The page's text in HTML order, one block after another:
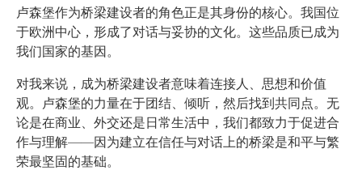
卢森堡作为桥梁建设者的角色正是其身份的核心。我国位
于欧洲中心，形成了对话与妥协的文化。这些品质已成为
我们国家的基因。
对我来说，成为桥梁建设者意味着连接人、思想和价值
观。卢森堡的力量在于团结、倾听，然后找到共同点。无
论是在商业、外交还是日常生活中，我们都致力于促进合
作与理解——因为建立在信任与对话上的桥梁是和平与繁
荣最坚固的基础。